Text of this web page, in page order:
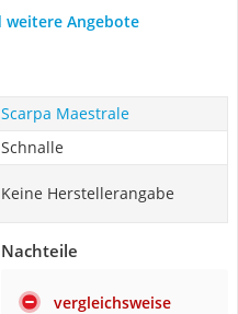
weitere Angebote
Scarpa Maestrale
Schnalle
Keine Herstellerangabe
Nachteile
vergleichsweise